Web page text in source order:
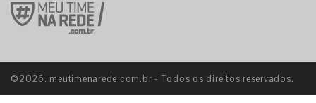
©2026. meutimenarede.com.br - Todos os direitos reservados.